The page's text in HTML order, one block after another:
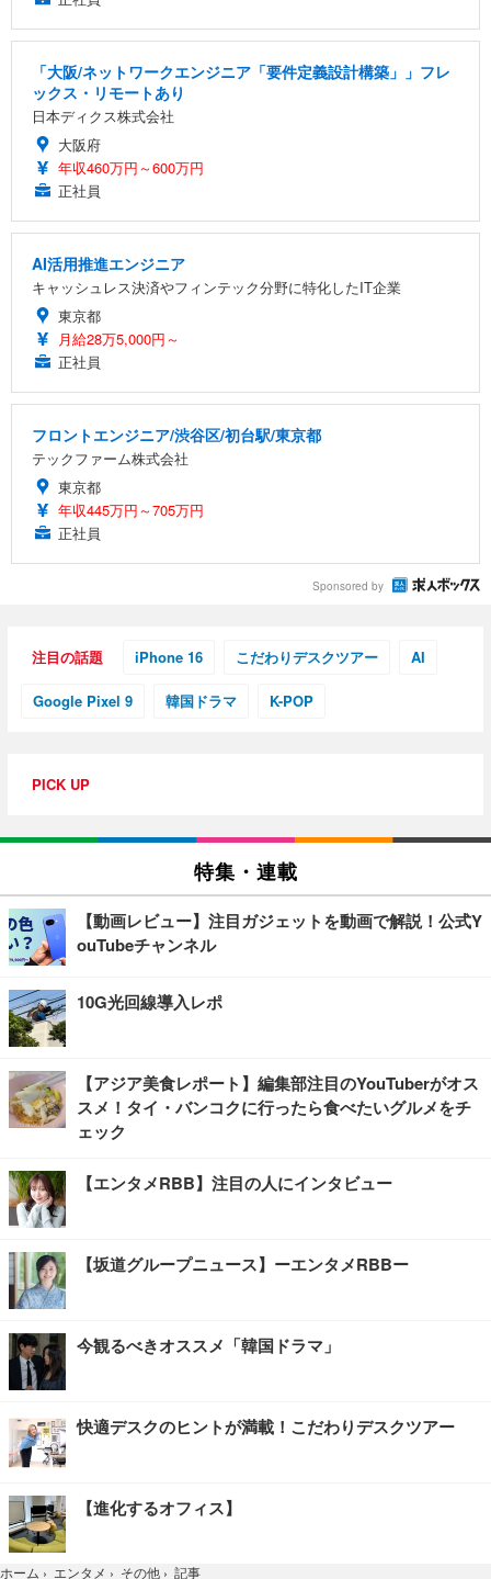
「大阪/ネットワークエンジニア「要件定義設計構築」」フレ
ックス・リモートあり
日本ディクス株式会社
大阪府
年収460万円～600万円
正社員
AI活用推進エンジニア
キャッシュレス決済やフィンテック分野に特化したIT企業
東京都
月給28万5,000円～
正社員
フロントエンジニア/渋谷区/初台駅/東京都
テックファーム株式会社
東京都
年収445万円～705万円
正社員
Sponsored by
注目の話題 iPhone 16 こだわりデスクツアー AI
Google Pixel 9 韓国ドラマ K-POP
PICK UP
特集・連載
【動画レビュー】注目ガジェットを動画で解説！公式Y
ouTubeチャンネル
10G光回線導入レポ
【アジア美食レポート】編集部注目のYouTuberがオス
スメ！タイ・バンコクに行ったら食べたいグルメをチ
ェック
【エンタメRBB】注目の人にインタビュー
【坂道グループニュース】ーエンタメRBBー
今観るべきオススメ「韓国ドラマ」
快適デスクのヒントが満載！こだわりデスクツアー
【進化するオフィス】
ホーム › エンタメ › その他 › 記事